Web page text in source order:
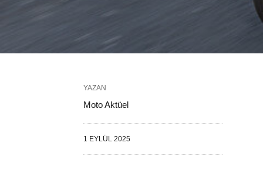
YAZAN
Moto Aktüel
1 EYLÜL 2025